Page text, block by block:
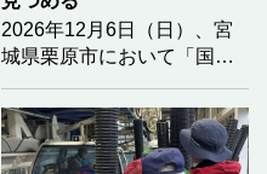
2026年12月6日（日）、宮
城県栗原市において「国際
みやぎ」を開催いたしま
す。 今年のテーマは「生物
多様性」。 気候変動という